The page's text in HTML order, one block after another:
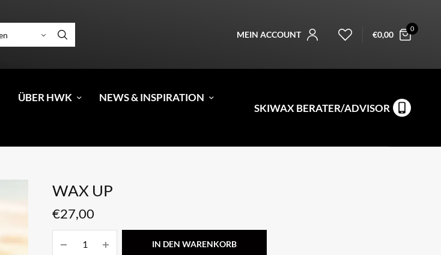
MEIN ACCOUNT €0,00
0
ÜBER HWK
NEWS & INSPIRATION
SKIWAX BERATER/ADVISOR
WAX UP
€27,00
IN DEN WARENKORB